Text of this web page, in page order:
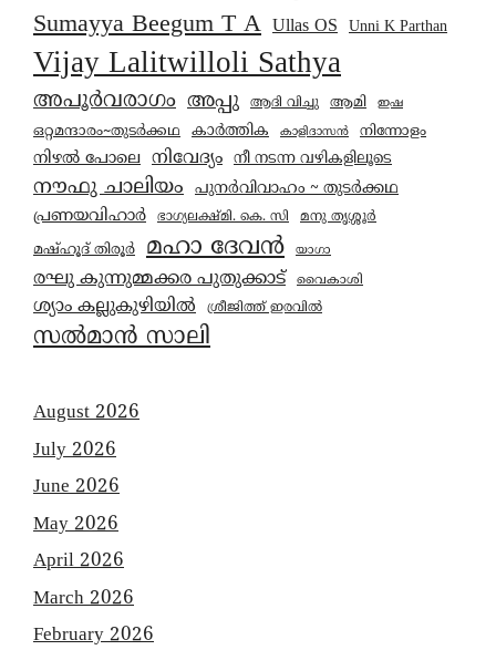
Sumayya Beegum T A Ullas OS Unni K Parthan
Vijay Lalitwilloli Sathya
അപൂർവരാഗം അപ്പു ആദി വിച്ചു ആമി ഇഷ
ഒറ്റമന്ദാരം~തുടർക്കഥ കാര്‍ത്തിക കാളിദാസൻ നിന്നോളം
നിഴൽ പോലെ നിവേദ്യം നീ നടന്ന വഴികളിലൂടെ
നൗഫു ചാലിയം പുനർവിവാഹം ~ തുടർക്കഥ
പ്രണയവിഹാർ ഭാഗ്യലക്ഷ്മി. കെ. സി
മനു തൃശ്ശൂർ
മഷ്ഹൂദ് തിരൂർ
മഹാ ദേവൻ യാഗാ
രഘു കുന്നുമ്മക്കര പുതുക്കാട് വൈകാശി
ശ്യാം കല്ലുകുഴിയിൽ ശ്രീജിത്ത് ഇരവിൽ
സൽമാൻ സാലി
August 2026
July 2026
June 2026
May 2026
April 2026
March 2026
February 2026